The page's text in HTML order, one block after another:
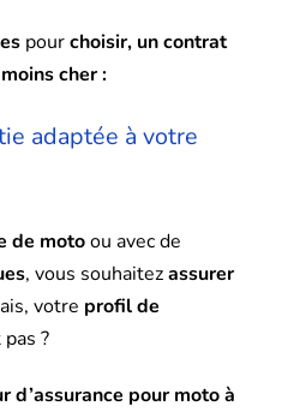
pourchoisir, un contrat
cher :
adaptée à votre
de motoou avec de
, vous souhaitezassurer
votre profil de
?
d’assurance pour moto à